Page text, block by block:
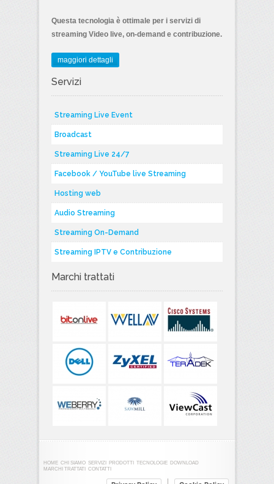
Questa tecnologia è ottimale per i servizi di
streaming Video live, on-demand e contribuzione.
maggiori dettagli
Servizi
Streaming Live Event
Broadcast
Streaming Live 24/7
Facebook / YouTube live Streaming
Hosting web
Audio Streaming
Streaming On-Demand
Streaming IPTV e Contribuzione
Marchi trattati
HOME CHI SIAMO SERVIZI PRODOTTI TECNOLOGIE DOWNLOAD
MARCHI TRATTATI
CONTATTI